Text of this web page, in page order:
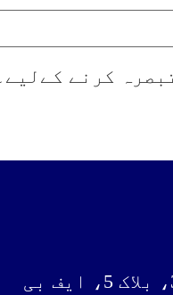
کرنے کےلیے۔
ڈی۔35، بلاک 5، ایف بی